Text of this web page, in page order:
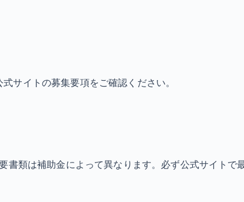
サイトの募集要項をご確認ください。
類は補助金によって異なります。必ず公式サイトで